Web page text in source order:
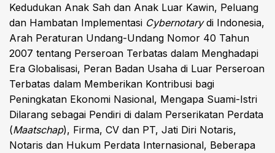
Kedudukan Anak Sah dan Anak Luar Kawin, Peluang
dan Hambatan Implementasi Cybernotarydi Indonesia,
Arah Peraturan Undang-Undang Nomor 40 Tahun
2007 tentang Perseroan Terbatas dalam Menghadapi
Era Globalisasi, Peran Badan Usaha di Luar Perseroan
Terbatas dalam Memberikan Kontribusi bagi
Peningkatan Ekonomi Nasional, Mengapa Suami-Istri
Dilarang sebagai Pendiri di dalam Perserikatan Perdata
(Maatschap), Firma, CV dan PT, Jati Diri Notaris,
Notaris dan Hukum Perdata Internasional, Beberapa